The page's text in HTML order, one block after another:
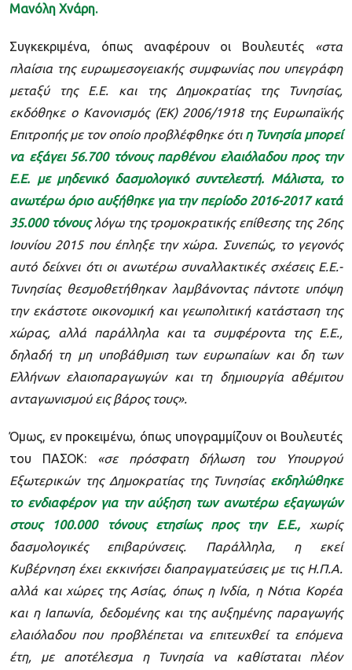
Μανόλη Χνάρη.
Συγκεκριμένα, όπως αναφέρουν οι Βουλευτές «στα
πλαίσια της ευρωμεσογειακής συμφωνίας που υπεγράφη
μεταξύ της Ε.Ε. και της Δημοκρατίας της Τυνησίας,
εκδόθηκε ο Κανονισμός (ΕΚ) 2006/1918 της Ευρωπαϊκής
Επιτροπής με τον οποίο προβλέφθηκε ότι η Τυνησία μπορεί
να εξάγει 56.700 τόνους παρθένου ελαιόλαδου προς την
Ε.Ε. με μηδενικό δασμολογικό συντελεστή. Μάλιστα, το
ανωτέρω όριο αυξήθηκε για την περίοδο 2016-2017 κατά
35.000 τόνουςλόγω της τρομοκρατικής επίθεσης της 26ης
Ιουνίου 2015 που έπληξε την χώρα. Συνεπώς, το γεγονός
αυτό δείχνει ότι οι ανωτέρω συναλλακτικές σχέσεις Ε.Ε.-
Τυνησίας θεσμοθετήθηκαν λαμβάνοντας πάντοτε υπόψη
την εκάστοτε οικονομική και γεωπολιτική κατάσταση της
χώρας, αλλά παράλληλα και τα συμφέροντα της Ε.Ε.,
δηλαδή τη μη υποβάθμιση των ευρωπαίων και δη των
Ελλήνων ελαιοπαραγωγών και τη δημιουργία αθέμιτου
ανταγωνισμού εις βάρος τους».
Όμως, εν προκειμένω, όπως υπογραμμίζουν οι Βουλευτές
του ΠΑΣΟΚ: «σε πρόσφατη δήλωση του Υπουργού
Εξωτερικών της Δημοκρατίας της Τυνησίας εκδηλώθηκε
το ενδιαφέρον για την αύξηση των ανωτέρω εξαγωγών
στους 100.000 τόνους ετησίως προς την Ε.Ε., χωρίς
δασμολογικές επιβαρύνσεις. Παράλληλα, η εκεί
Κυβέρνηση έχει εκκινήσει διαπραγματεύσεις με τις Η.Π.Α.
αλλά και χώρες της Ασίας, όπως η Ινδία, η Νότια Κορέα
και η Ιαπωνία, δεδομένης και της αυξημένης παραγωγής
ελαιόλαδου που προβλέπεται να επιτευχθεί τα επόμενα
έτη, με αποτέλεσμα η Τυνησία να καθίσταται πλέον